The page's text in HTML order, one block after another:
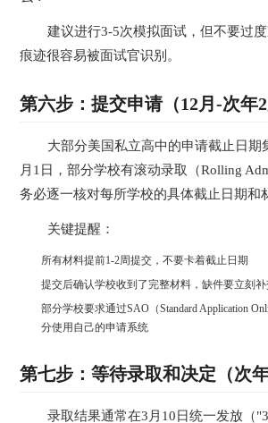
建议进行3-5次模拟面试，但不要过
痕迹很容易被面试官识别。
第六步：提交申请（12月-次年2
大部分美国私立高中的申请截止日期
月1日，部分学校有滚动录取（Rolling
务必逐一核对每所学校的具体截止日期和
关键提醒：
所有材料提前1-2周提交，不要卡着截止日期
提交后确认学校收到了完整材料，缺件要立刻
部分学校要求通过SAO（Standard Application
分使用自己的申请系统
第七步：等待录取和决定（次年
录取结果通常在3月10日统一发放（